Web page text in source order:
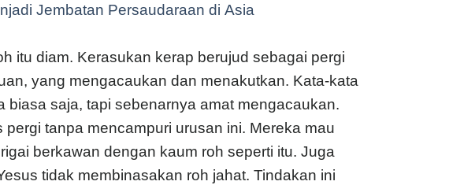
Jembatan Persaudaraan di Asia
itu diam. Kerasukan kerap berujud sebagai pergi
yang mengacaukan dan menakutkan. Kata-kata
biasa saja, tapi sebenarnya amat mengacaukan.
tanpa mencampuri urusan ini. Mereka mau
berkawan dengan kaum roh seperti itu. Juga
tidak membinasakan roh jahat. Tindakan ini